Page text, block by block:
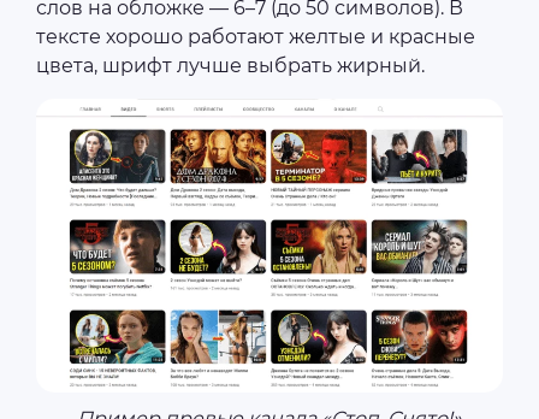
слов на обложке — 6–7 (до 50 символов). В
тексте хорошо работают желтые и красные
цвета, шрифт лучше выбрать жирный.